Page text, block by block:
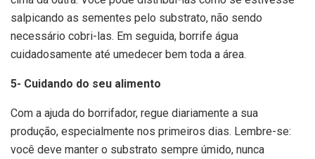
salpicando as sementes pelo substrato, não sendo
necessário cobri-las. Em seguida, borrife água
cuidadosamente até umedecer bem toda a área.
5- Cuidando do seu alimento
Com a ajuda do borrifador, regue diariamente a sua
produção, especialmente nos primeiros dias. Lembre-se:
você deve manter o substrato sempre úmido, nunca